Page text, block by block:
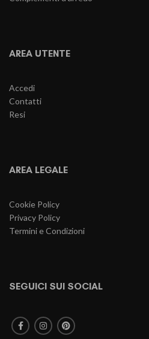
AREA UTENTE
Accedi
Contatti
Resi
AREA LEGALE
Cookie Policy
Privacy Policy
Termini e Condizioni
SEGUICI SUI SOCIAL